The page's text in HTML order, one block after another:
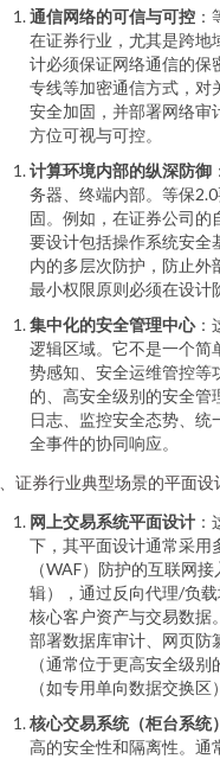
通信网络的可信与可控
在证券行业，尤其是跨地
计必须保证网络通信的保
专线等加密通信方式，对
安全加固，并部署网络审
方位可视与可控。
计算环境内部的纵深防御
务器、终端内部。等保
固。例如，在证券公司的
要设计包括操作系统安全
内的多层次防护，防止外
最小权限原则必须在设计
集中化的安全管理中心：
逻辑区域。它不是一个简
势感知、安全运维管控等
的、高安全级别的安全管
日志、监控安全态势、统
全事件的协同响应。
证券行业典型场景的平面设
网上交易系统平面设计
下，其平面设计通常采用
（WAF）防护的互联网
辑），通过反向代理/负
核心客户资产与交易数据
部署数据库审计、网页防
（通常位于更高安全级
（如专用单向数据交换
核心交易系统（柜台系统
高的安全性和隔离性。通